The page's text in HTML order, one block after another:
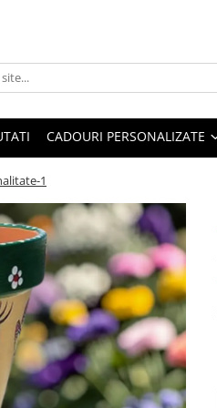
CADOURI PERSONALIZATE
1